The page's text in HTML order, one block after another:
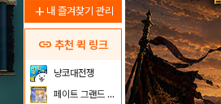
add 내 즐겨찾기 관리
link 추천 퀵 링크
냥코대전쟁
페이트 그랜드 오더